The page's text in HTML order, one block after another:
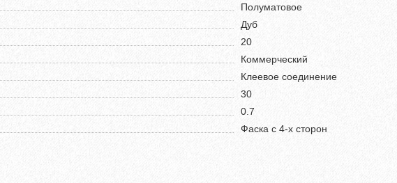
Полуматовое
Дуб
20
Коммерческий
Клеевое соединение
30
0.7
Фаска с 4-х сторон